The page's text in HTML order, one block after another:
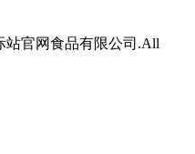
站官网食品有限公司.All